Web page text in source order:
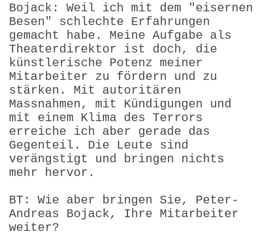
Bojack: Weil ich mit dem "eisernen
Besen" schlechte Erfahrungen
gemacht habe. Meine Aufgabe als
Theaterdirektor ist doch, die
künstlerische Potenz meiner
Mitarbeiter zu fördern und zu
stärken. Mit autoritären
Massnahmen, mit Kündigungen und
mit einem Klima des Terrors
erreiche ich aber gerade das
Gegenteil. Die Leute sind
verängstigt und bringen nichts
mehr hervor.
BT: Wie aber bringen Sie, Peter-
Andreas Bojack, Ihre Mitarbeiter
weiter?